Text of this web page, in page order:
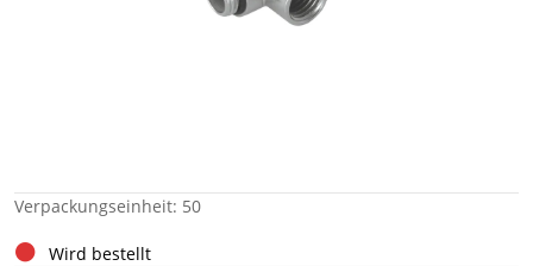
Verpackungseinheit: 50
Wird bestellt